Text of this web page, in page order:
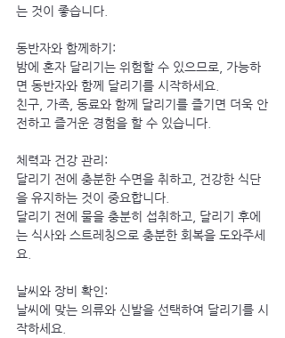
는 것이 좋습니다.
동반자와 함께하기:
밤에 혼자 달리기는 위험할 수 있으므로, 가능하
면 동반자와 함께 달리기를 시작하세요.
친구, 가족, 동료와 함께 달리기를 즐기면 더욱 안
전하고 즐거운 경험을 할 수 있습니다.
체력과 건강 관리:
달리기 전에 충분한 수면을 취하고, 건강한 식단
을 유지하는 것이 중요합니다.
달리기 전에 물을 충분히 섭취하고, 달리기 후에
는 식사와 스트레칭으로 충분한 회복을 도와주세
요.
날씨와 장비 확인:
날씨에 맞는 의류와 신발을 선택하여 달리기를 시
작하세요.